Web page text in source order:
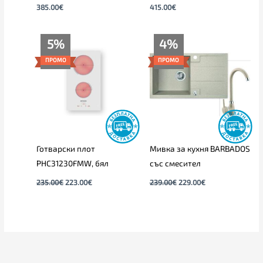
385.00€ 415.00€
5%
ПРОМО
Готварски плот
PHC31230FMW, бял
235.00€
was:
235.00€.
223.00€
223.00€.
4%
ПРОМО
Мивка за кухня BARBADOS
със смесител
239.00€
price
was:
239.00€.
229.00€
е: